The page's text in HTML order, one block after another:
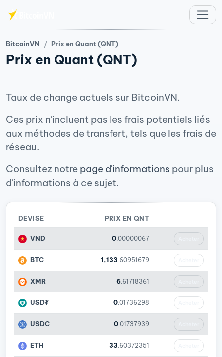
BitcoinVN Prix en Quant (QNT)
Prix en Quant (QNT)
Taux de change actuels sur BitcoinVN.
Ces prix n'incluent pas les frais potentiels liés
aux méthodes de transfert, tels que les frais de
réseau.
Consultez notre page d'informations pour plus
d'informations à ce sujet.
DEVISE PRIX EN QNT
VND 0 .00000067
BTC 1,133 .60951679
XMR 6 .61718361
USD₮ 0 .01736298
USDC 0 .01737939
ETH 33 .60372351